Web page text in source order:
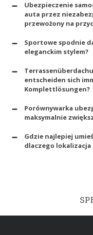
Ubezpieczenie
auta przez
przewożony na
Sportowe spodnie
eleganckim stylem?
entscheiden sich
Komplettlösungen?
Porównywarka
maksymalnie
Gdzie najlepiej
dlaczego lokalizacja